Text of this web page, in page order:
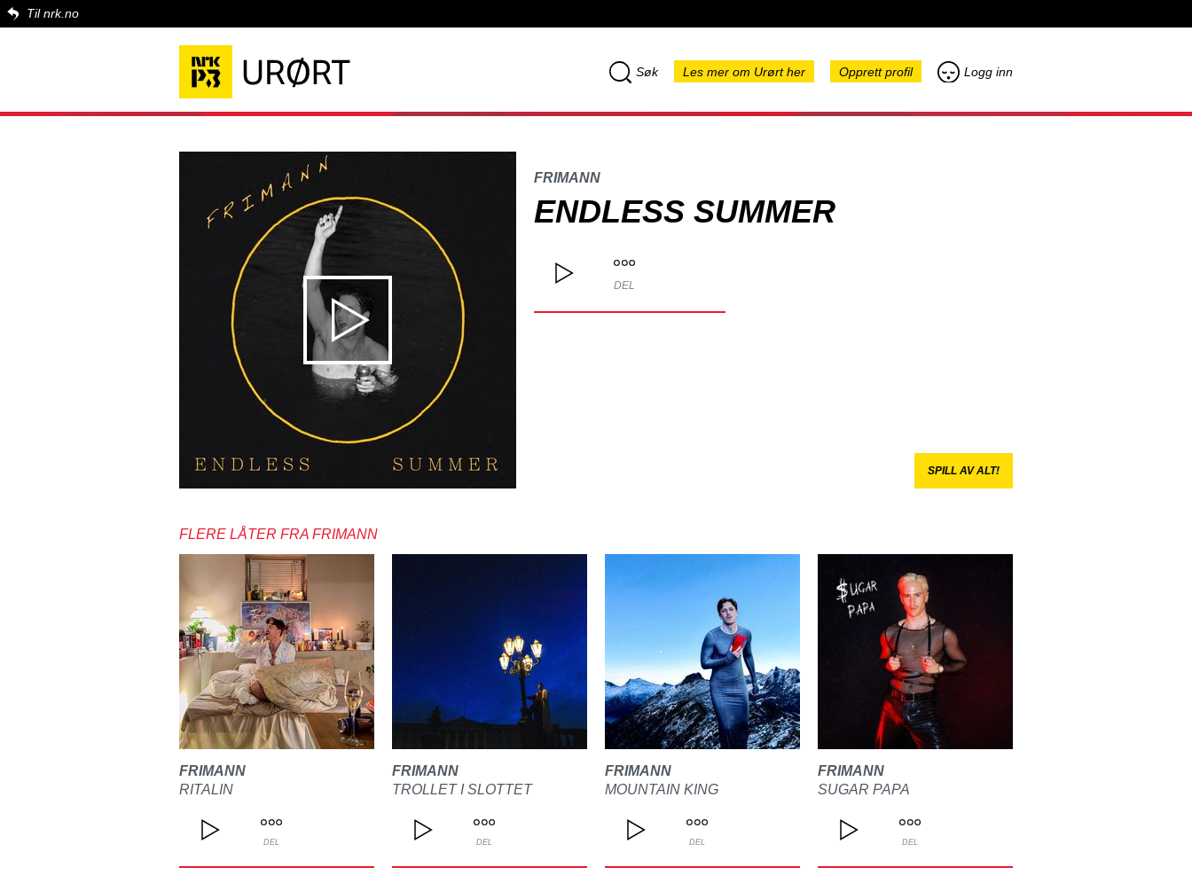
Til nrk.no
Søk Les mer om Urørt her Opprett profil Logg inn
FRIMANN
ENDLESS SUMMER
DEL
SPILL AV ALT!
FLERE LÅTER FRA FRIMANN
FRIMANN
RITALIN
DEL
FRIMANN
TROLLET I SLOTTET
DEL
FRIMANN
MOUNTAIN KING
DEL
FRIMANN
SUGAR PAPA
DEL